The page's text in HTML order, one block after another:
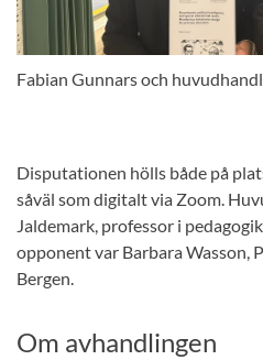
Fabian Gunnars och
Disputationen hölls både på
såväl som digitalt via Zoom.
Jaldemark, professor i
opponent var Barbara Wasson,
Bergen.
Om avhandlingen